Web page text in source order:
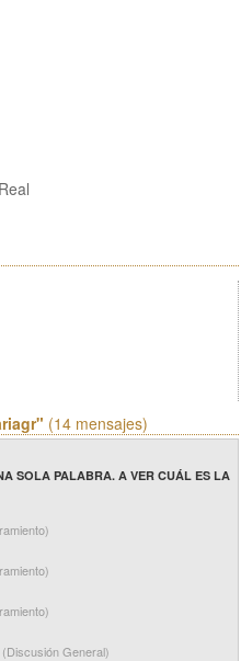
(14 mensajes)
SOLA PALABRA. A VER CUÁL ES LA
(Discusión General)